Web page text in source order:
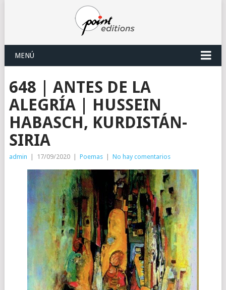
MENÚ
648 | ANTES DE LA
ALEGRÍA | HUSSEIN
HABASCH, KURDISTÁN-
SIRIA
admin 17/09/2020 Poemas No hay comentarios